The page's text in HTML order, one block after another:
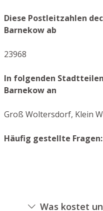
Diese Postleitzahlen
Barnekow ab
23968
In folgenden
Barnekow an
Groß Woltersdorf, Klein
Häufig gestellte Fragen:
Was kostet